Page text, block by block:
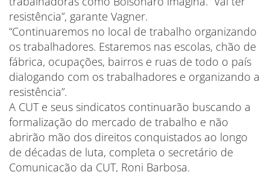
resistência”, garante Vagner.
“Continuaremos no local de trabalho organizando
os trabalhadores. Estaremos nas escolas, chão de
fábrica, ocupações, bairros e ruas de todo o país
dialogando com os trabalhadores e organizando a
resistência”.
A CUT e seus sindicatos continuarão buscando a
formalização do mercado de trabalho e não
abrirão mão dos direitos conquistados ao longo
de décadas de luta, completa o secretário de
Comunicação da CUT, Roni Barbosa.